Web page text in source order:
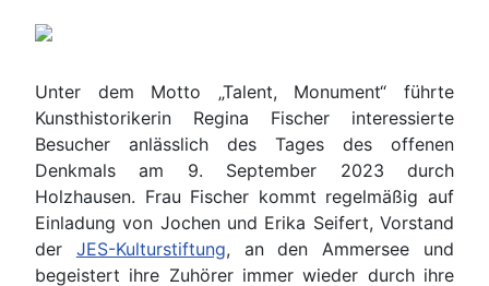
Unter dem Motto „Talent, Monument“ führte
Kunsthistorikerin Regina Fischer interessierte
Besucher anlässlich des Tages des offenen
Denkmals am 9. September 2023 durch
Holzhausen. Frau Fischer kommt regelmäßig auf
Einladung von Jochen und Erika Seifert, Vorstand
der JES-Kulturstiftung, an den Ammersee und
begeistert ihre Zuhörer immer wieder durch ihre